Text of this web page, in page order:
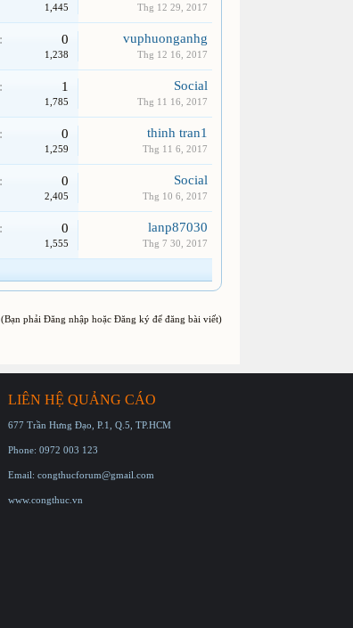
1,445 Thg 12 29, 2017
0
1,238
vuphuonganhg
Thg 12 16, 2017
1
1,785
Social
Thg 11 16, 2017
0
1,259
thinh tran1
Thg 11 6, 2017
0
2,405
Social
Thg 10 6, 2017
0
1,555
lanp87030
Thg 7 30, 2017
(Bạn phải Đăng nhập hoặc Đăng ký để đăng bài viết)
LIÊN HỆ QUẢNG CÁO
677 Trần Hưng Đạo, P.1, Q.5, TP.HCM
Phone: 0972 003 123
Email: congthucforum@gmail.com
www.congthuc.vn